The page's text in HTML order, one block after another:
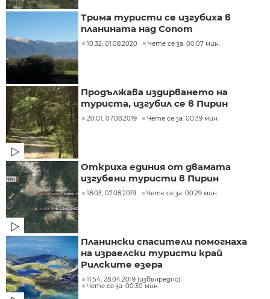
Трима туристи се изгубиха в
планината над Сопот
10:32, 01.08.2020 Чете се за: 00:07 мин.
Продължава издирването на
туриста, изгубил се в Пирин
20:01, 07.08.2019 Чете се за: 00:39 мин.
Откриха единия от двамата
изгубени туристи в Пирин
18:03, 07.08.2019 Чете се за: 00:29 мин.
Планински спасители помогнаха
на израелски туристи край
Рилските езера
11:54, 28.04.2019 (извънредно)
Чете се за: 00:30 мин.